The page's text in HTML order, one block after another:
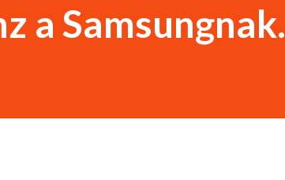
a Samsungnak.